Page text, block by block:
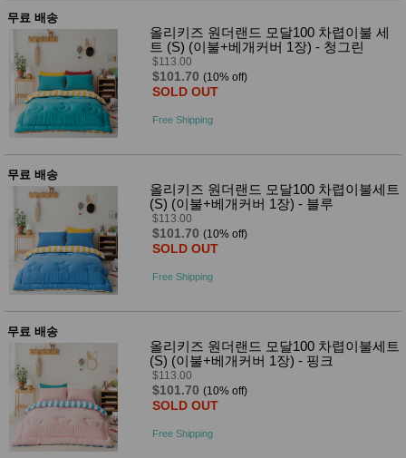
보관용
기
조리용
품
주방소
품
식
품
즉석가
공식품
쌀/잡곡/
면류
양념/소
스/가루
건조식
품
농산품
유 놀이방
매트
DVD
유아 보
드(칠
판)
조형물
DIY
유아 이
유식
아기띠/
외출용
품
건강/미
무료 배송
올리키즈 원더랜드 모달100 차렵이불 세
트 (S) (이불+베개커버 1장) - 청그린
$113.00
$101.70 (10% off)
SOLD OUT
Free Shipping
무료 배송
올리키즈 원더랜드 모달100 차렵이불세트
(S) (이불+베개커버 1장) - 블루
$113.00
$101.70 (10% off)
SOLD OUT
Free Shipping
무료 배송
올리키즈 원더랜드 모달100 차렵이불세트
(S) (이불+베개커버 1장) - 핑크
$113.00
$101.70 (10% off)
SOLD OUT
Free Shipping